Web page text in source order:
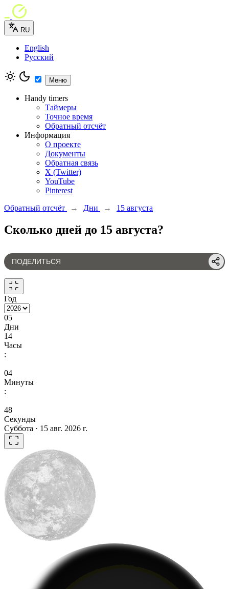
RU
English
Русский
Меню
Handy timers
Таймеры
Точное время
Обратный отсчёт
Информация
О проекте
Документы
Обратная связь
X (Twitter)
YouTube
Pinterest
Обратный отсчёт
→ Дни → 15 августа
Сколько дней до 15 августа?
ПОДЕЛИТЬСЯ
Год
05
Дни
14
Часы
:
04
Минуты
:
48
Секунды
Суббота · 15 авг. 2026 г.